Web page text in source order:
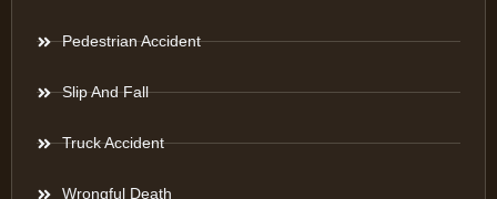
Pedestrian Accident
Slip And Fall
Truck Accident
Wrongful Death